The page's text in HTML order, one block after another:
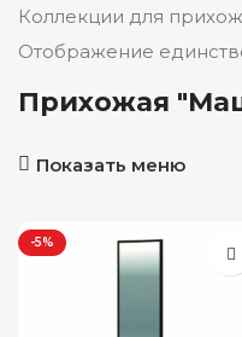
Коллекции для
Отображение
Прихожая
Показать меню
-5%